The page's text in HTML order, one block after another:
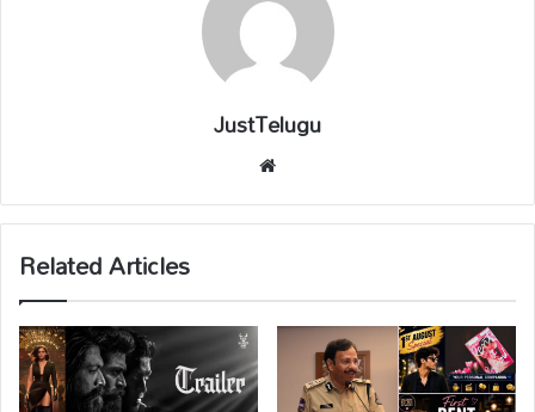
JustTelugu
bsi
te
Related Articles